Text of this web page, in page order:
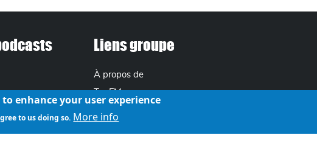
Liens groupe
À propos de
TopFM
enhance your user experience
to us doing so. More info